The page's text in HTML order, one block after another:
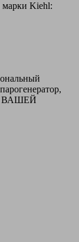
марки Kiehl:
ВАШЕЙ